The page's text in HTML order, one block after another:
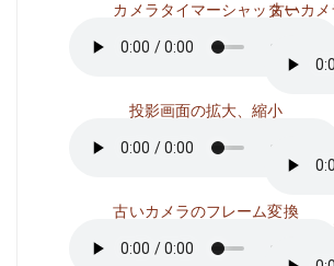
カメラタイマーシャッター
投影画面の拡大、縮小
古いカメラのフレーム変換
古いカ
ビ